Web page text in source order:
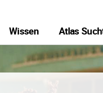
Wissen Atlas